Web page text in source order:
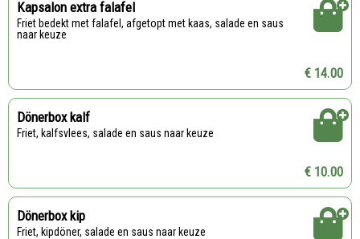
Kapsalon extra falafel
Friet bedekt met falafel, afgetopt met kaas, salade en saus
naar keuze
€ 14.00
Dönerbox kalf
Friet, kalfsvlees, salade en saus naar keuze
€ 10.00
Dönerbox kip
Friet, kipdöner, salade en saus naar keuze